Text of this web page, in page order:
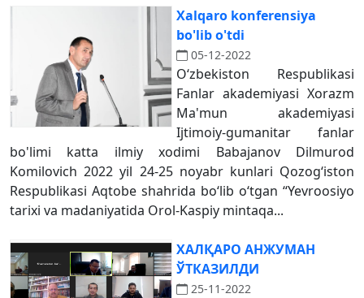
Xalqaro konferensiya
bo'lib o'tdi
05-12-2022
Oʻzbekiston Respublikasi
Fanlar akademiyasi Xorazm
Ma'mun akademiyasi
Ijtimoiy-gumanitar fanlar
bo'limi katta ilmiy xodimi Babajanov Dilmurod
Komilovich 2022 yil 24-25 noyabr kunlari Qozogʻiston
Respublikasi Aqtobe shahrida boʻlib oʻtgan “Yevroosiyo
tarixi va madaniyatida Orol-Kaspiy mintaqa...
ХАЛҚАРО АНЖУМАН
ЎТКАЗИЛДИ
25-11-2022